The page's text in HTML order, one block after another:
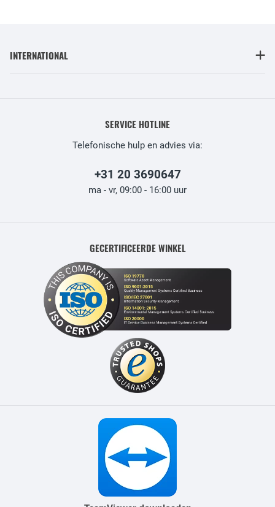
INTERNATIONAL
SERVICE HOTLINE
Telefonische hulp en advies via:
+31 20 3690647
ma - vr, 09:00 - 16:00 uur
GECERTIFICEERDE WINKEL